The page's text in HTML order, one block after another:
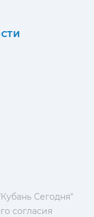
Сегодня"
согласия